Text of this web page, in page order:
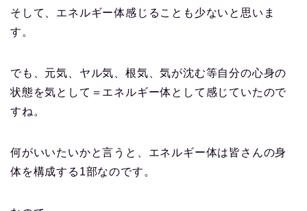
そして、エネルギー体感じることも少ないと思いま
す。
でも、元気、ヤル気、根気、気が沈む等自分の心身の
状態を気として＝エネルギー体として感じていたので
すね。
何がいいたいかと言うと、エネルギー体は皆さんの身
体を構成する1部なのです。